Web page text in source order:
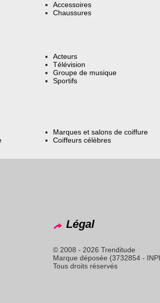
Accessoires
Chaussures
Acteurs
Télévision
Groupe de musique
Sportifs
Marques et salons de coiffure
Coiffeurs célèbres
Légal
© 2008 - 2026 Trenditude
Marque déposée (3732854 -
Tous droits réservés